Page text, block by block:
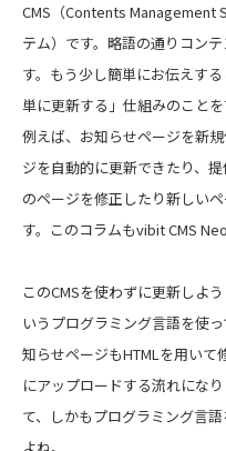
CMS（Contents Management
テム）です。略語の通りコン
す。もう少し簡単にお伝えす
単に更新する」仕組みのことを
例えば、お知らせページを新
ジを自動的に更新できたり、
のページを修正したり新しい
す。このコラムもvibit CMS
このCMSを使わずに更新しよ
いうプログラミング言語を使
知らせページもHTMLを用いて
にアップロードする流れにな
て、しかもプログラミング言